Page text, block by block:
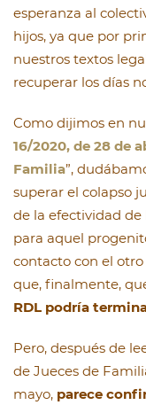
esperanza al
hijos, ya que por
nuestros textos
recuperar los días
Como dijimos en
16/2020, de 28 de
Familia”,
superar el colapso
de la efectividad de
para aquel
contacto con el
que, finalmente,
RDL podría
Pero, después de
de Jueces de
mayo, parece